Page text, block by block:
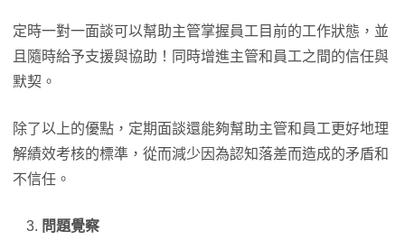
定時一對一面談可以幫助主管掌握員工目前的工作狀態，並
且隨時給予支援與協助！同時增進主管和員工之間的信任與
默契。
除了以上的優點，定期面談還能夠幫助主管和員工更好地理
解績效考核的標準，從而減少因為認知落差而造成的矛盾和
不信任。
問題覺察